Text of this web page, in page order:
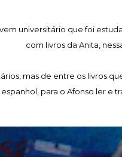
universitário que foi
com livros da Anita,
mas de entre os livros
para o Afonso ler e